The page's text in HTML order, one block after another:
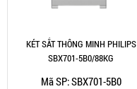
KÉT SẮT THÔNG MINH PHILIPS
SBX701-5B0/88KG
Mã SP: SBX701-5B0